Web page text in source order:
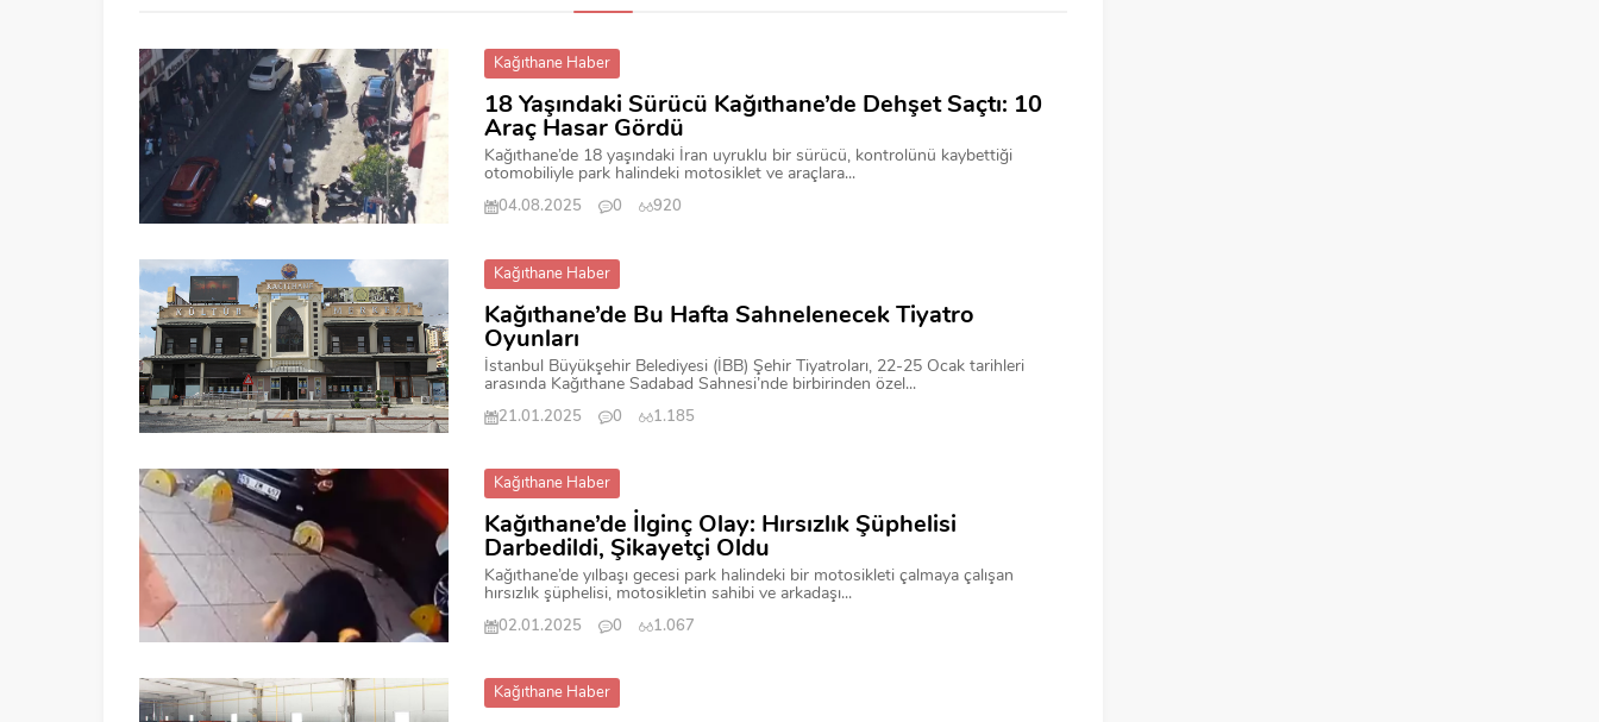
Kağıthane Haber
18 Yaşındaki Sürücü Kağıthane’de Dehşet Saçtı: 10
Araç Hasar Gördü
Kağıthane’de 18 yaşındaki İran uyruklu bir sürücü, kontrolünü kaybettiği
otomobiliyle park halindeki motosiklet ve araçlara...
04.08.2025 0 920
Kağıthane Haber
Kağıthane’de Bu Hafta Sahnelenecek Tiyatro
Oyunları
İstanbul Büyükşehir Belediyesi (İBB) Şehir Tiyatroları, 22-25 Ocak tarihleri
arasında Kağıthane Sadabad Sahnesi’nde birbirinden özel...
21.01.2025 0 1.185
Kağıthane Haber
Kağıthane’de İlginç Olay: Hırsızlık Şüphelisi
Darbedildi, Şikayetçi Oldu
Kağıthane’de yılbaşı gecesi park halindeki bir motosikleti çalmaya çalışan
hırsızlık şüphelisi, motosikletin sahibi ve arkadaşı...
02.01.2025 0 1.067
Kağıthane Haber